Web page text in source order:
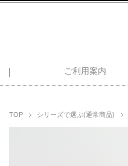
ご利用案内
TOP シリーズで選ぶ(通常商品)